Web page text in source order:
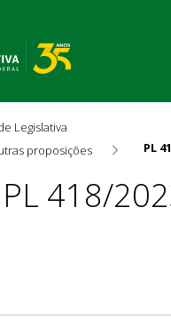
Legislativa
proposições
PL
PL 418/